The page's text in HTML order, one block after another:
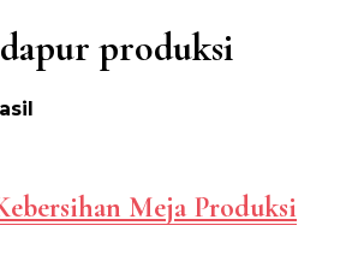
produksi
Meja Produksi